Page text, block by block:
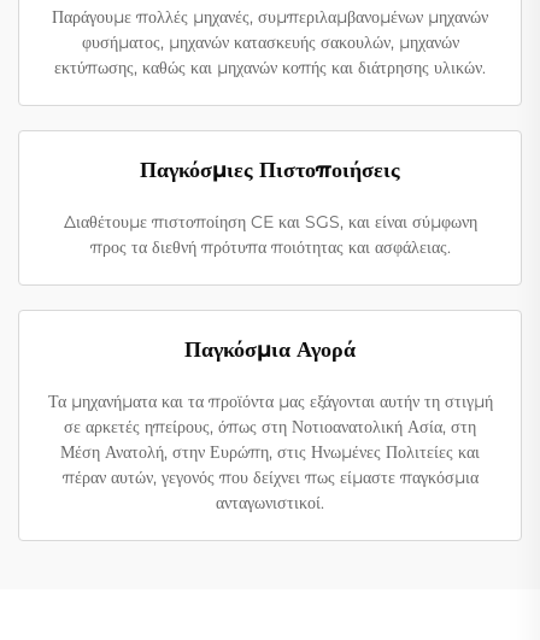
Παράγουμε πολλές μηχανές, συμπεριλαμβανομένων μηχανών
φυσήματος, μηχανών κατασκευής σακουλών, μηχανών
εκτύπωσης, καθώς και μηχανών κοπής και διάτρησης υλικών.
Παγκόσμιες Πιστοποιήσεις
Διαθέτουμε πιστοποίηση CE και SGS, και είναι σύμφωνη
προς τα διεθνή πρότυπα ποιότητας και ασφάλειας.
Παγκόσμια Αγορά
Τα μηχανήματα και τα προϊόντα μας εξάγονται αυτήν τη στιγμή
σε αρκετές ηπείρους, όπως στη Νοτιοανατολική Ασία, στη
Μέση Ανατολή, στην Ευρώπη, στις Ηνωμένες Πολιτείες και
πέραν αυτών, γεγονός που δείχνει πως είμαστε παγκόσμια
ανταγωνιστικοί.